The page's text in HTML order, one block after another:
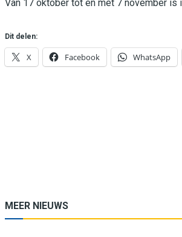
Van 17 oktober tot en met 7 november
Dit delen:
X Facebook WhatsApp
MEER NIEUWS